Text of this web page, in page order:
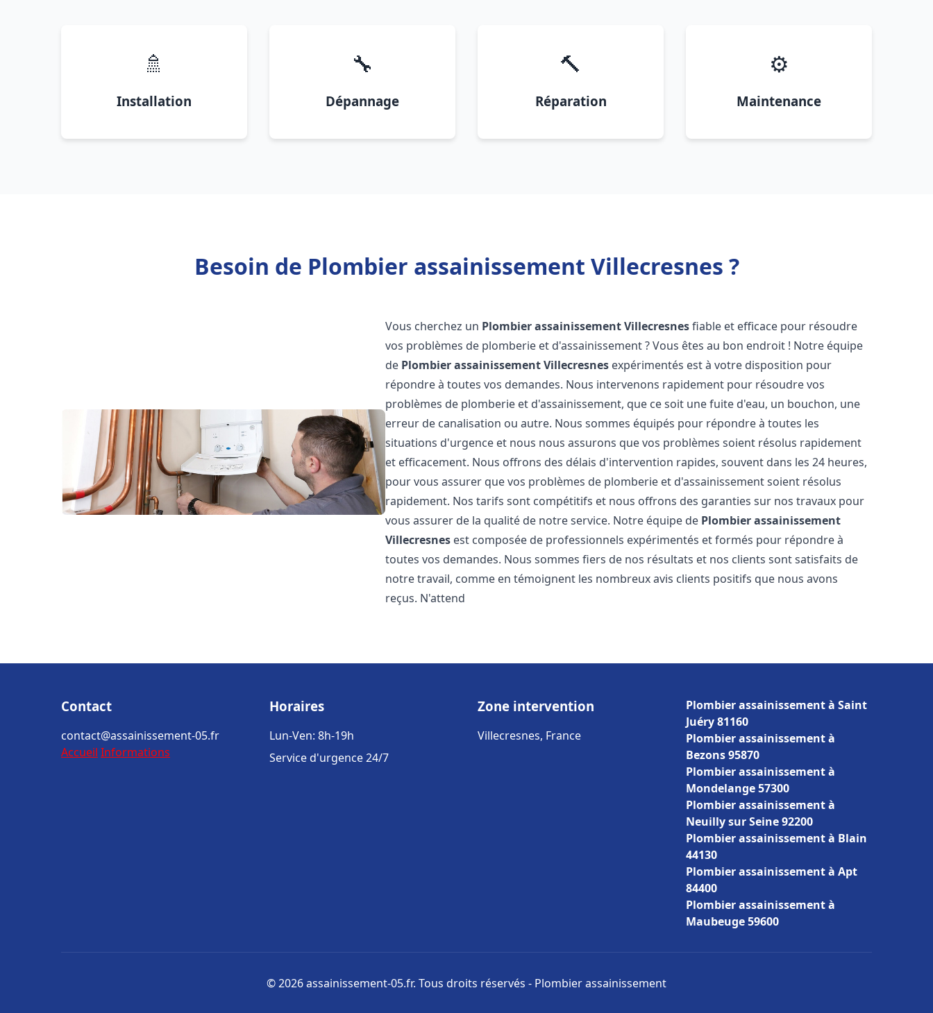
🚿
Installation
🔧
Dépannage
🔨
Réparation
⚙️
Maintenance
Besoin de Plombier assainissement Villecresnes ?
Vous cherchez un Plombier assainissementVillecresnesfiable et efficace pour résoudre
vos problèmes de plomberie et d'assainissement ? Vous êtes au bon endroit ! Notre équipe
de Plombier assainissementVillecresnes expérimentés est à votre disposition pour
répondre à toutes vos demandes. Nous intervenons rapidement pour résoudre vos
problèmes de plomberie et d'assainissement, que ce soit une fuite d'eau, un bouchon, une
erreur de canalisation ou autre. Nous sommes équipés pour répondre à toutes les
situations d'urgence et nous nous assurons que vos problèmes soient résolus rapidement
et efficacement. Nous offrons des délais d'intervention rapides, souvent dans les 24 heures,
pour vous assurer que vos problèmes de plomberie et d'assainissement soient résolus
rapidement. Nos tarifs sont compétitifs et nous offrons des garanties sur nos travaux pour
vous assurer de la qualité de notre service. Notre équipe de Plombier assainissement
Villecresnes est composée de professionnels expérimentés et formés pour répondre à
toutes vos demandes. Nous sommes fiers de nos résultats et nos clients sont satisfaits de
notre travail, comme en témoignent les nombreux avis clients positifs que nous avons
reçus. N'attend
Contact
contact@assainissement-05.fr
Accueil Informations
Horaires
Lun-Ven: 8h-19h
Service d'urgence 24/7
Zone intervention
Villecresnes, France
Plombier assainissement à Saint
Juéry 81160
Plombier assainissement à
Bezons 95870
Plombier assainissement à
Mondelange 57300
Plombier assainissement à
Neuilly sur Seine 92200
Plombier assainissement à Blain
44130
Plombier assainissement à Apt
84400
Plombier assainissement à
Maubeuge 59600
© 2026 assainissement-05.fr. Tous droits réservés - Plombier assainissement